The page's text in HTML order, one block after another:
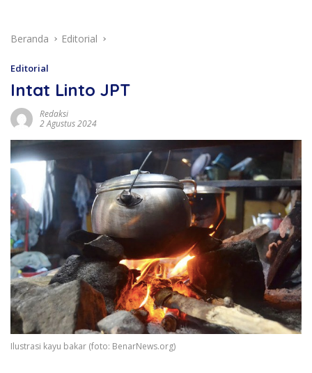
Beranda Editorial
Editorial
Intat Linto JPT
Redaksi
2 Agustus 2024
Ilustrasi kayu bakar (foto: BenarNews.org)